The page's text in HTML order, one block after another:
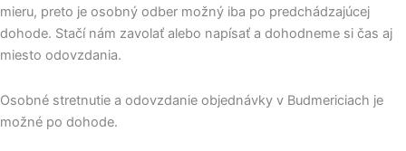
mieru, preto je osobný odber možný iba po predchádzajúcej
dohode. Stačí nám zavolať alebo napísať a dohodneme si čas aj
miesto odovzdania.
Osobné stretnutie a odovzdanie objednávky v Budmericiach je
možné po dohode.